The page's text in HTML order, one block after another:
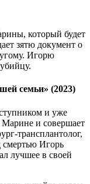
который будет
зятю документ о
Игорю
семьи» (2023)
и уже
и совершает
трансплантолог,
Игорь
лучшее в своей